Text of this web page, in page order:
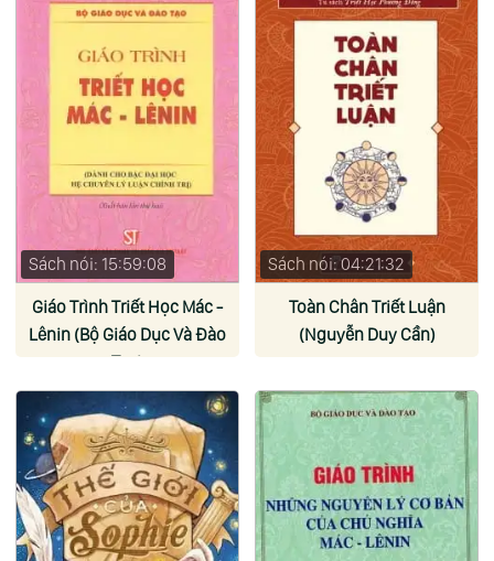
Sách nói: 15:59:08
Giáo Trình Triết Học Mác -
Lênin (Bộ Giáo Dục Và Đào
Tạo)
Sách nói: 04:21:32
Toàn Chân Triết Luận
(Nguyễn Duy Cần)